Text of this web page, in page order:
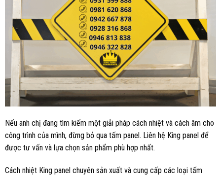
Nếu anh chị đang tìm kiếm một giải pháp cách nhiệt và cách âm cho
công trình của mình, đừng bỏ qua tấm panel. Liên hệ King panel để
được tư vấn và lựa chọn sản phẩm phù hợp nhất.
Cách nhiệt King panel chuyên sản xuất và cung cấp các loại tấm